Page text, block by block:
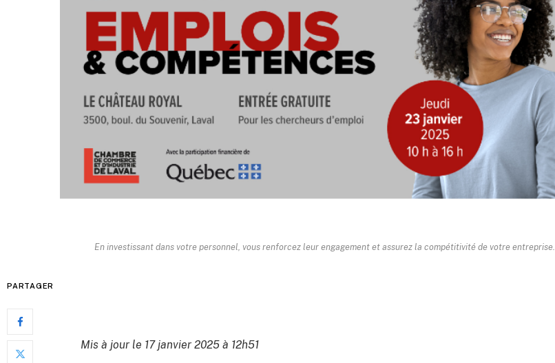
En investissant dans votre personnel, vous renforcez leur engagement et assurez la compétitivité de votre entreprise.
PARTAGER
Mis à jour le 17 janvier 2025 à 12h51